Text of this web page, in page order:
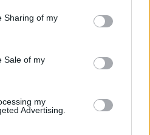
Sharing of my
Sale of my
my
Advertising.